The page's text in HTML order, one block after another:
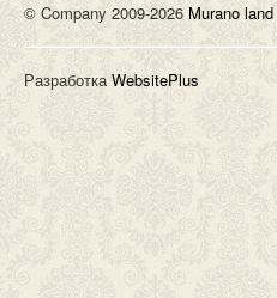
© Company 2009-2026 Murano land
РазработкаWebsitePlus